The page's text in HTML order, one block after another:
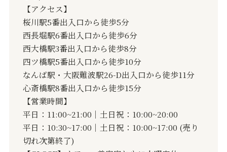
【アクセス】
桜川駅5番出入口から徒歩5分
西長堀駅6番出入口から徒歩6分
西大橋駅3番出入口から徒歩8分
四ツ橋駅5番出入口から徒歩10分
なんば駅・大阪難波駅26-D出入口から徒歩11分
心斎橋駅8番出入口から徒歩15分
【営業時間】
平日：11:00~21:00｜土日祝：10:00~20:00
平日：10:30~17:00｜土日祝：10:00~17:00 (売り
切れ次第終了)